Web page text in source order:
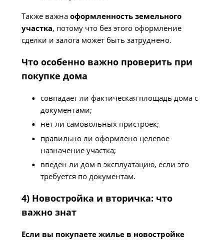
Также важна оформленность земельного
участка, потому что без этого оформление
сделки и залога может быть затруднено.
Что особенно важно проверить при
покупке дома
совпадает ли фактическая площадь дома с
документами;
нет ли самовольных пристроек;
правильно ли оформлено целевое
назначение участка;
введен ли дом в эксплуатацию, если это
требуется по документам.
4) Новостройка и вторичка: что
важно знат
Если вы покупаете жилье в новостройке